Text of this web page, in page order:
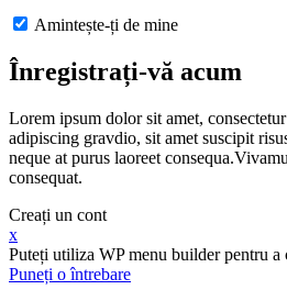
Amintește-ți de mine
Înregistrați-vă acum
Lorem ipsum dolor sit amet,
adipiscing gravdio, sit amet suscipit
neque at purus laoreet
consequat.
Creați un cont
x
Puteți utiliza WP menu builder pentru a
Puneți o întrebare